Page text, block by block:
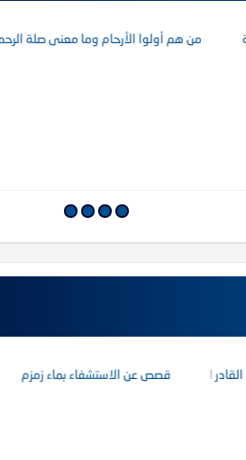
من هم أولوا الأرحام وما معنى صلة
الأرناؤوطقصص عن الاستشفاء بماء زمزمأما القــرونُ فإنهــا لأبيكِ